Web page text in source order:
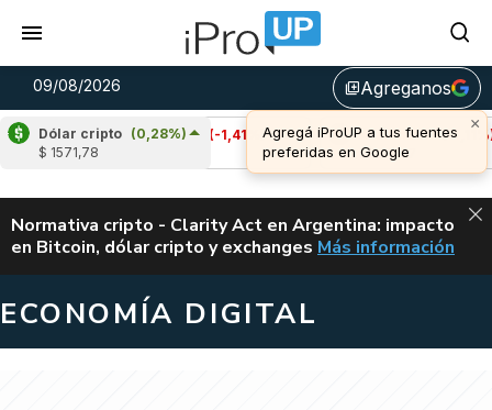
09/08/2026 library_addAgreganos
Dólar cripto (0,28%)
$ 1571,78
Cardano (-1,41%)
u$s 0,20
Avalanche (-1,11%)
u$s 6,47
ALERTA
Normativa cripto - Clarity Act en Argentina: impacto
en Bitcoin, dólar cripto y exchanges CLARITY ACT EN
Más información
ECONOMÍA DIGITAL